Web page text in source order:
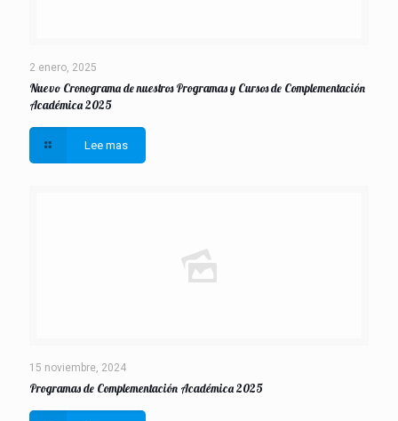
2 enero, 2025
Nuevo Cronograma de nuestros Programas y Cursos de Complementación
Académica 2025
Lee mas
15 noviembre, 2024
Programas de Complementación Académica 2025